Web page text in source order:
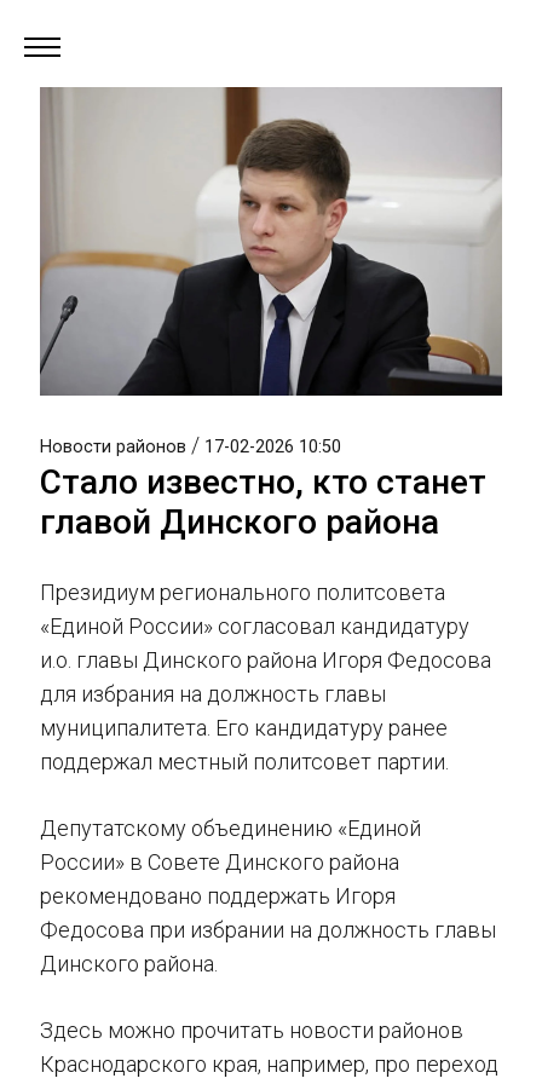
Новости районов / 17-02-2026 10:50
Стало известно, кто станет
главой Динского района
Президиум регионального политсовета
«Единой России» согласовал кандидатуру
и.о. главы Динского района Игоря Федосова
для избрания на должность главы
муниципалитета. Его кандидатуру ранее
поддержал местный политсовет партии.
Депутатскому объединению «Единой
России» в Совете Динского района
рекомендовано поддержать Игоря
Федосова при избрании на должность главы
Динского района.
Здесь можно прочитать новости районов
Краснодарского края, например, про переход